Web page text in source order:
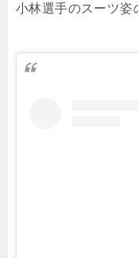
小林選手のスーツ姿